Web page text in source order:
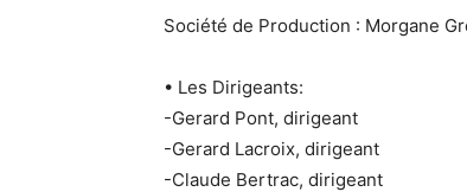
Société de Production : Morgane
• Les Dirigeants:
-Gerard Pont, dirigeant
-Gerard Lacroix, dirigeant
-Claude Bertrac, dirigeant